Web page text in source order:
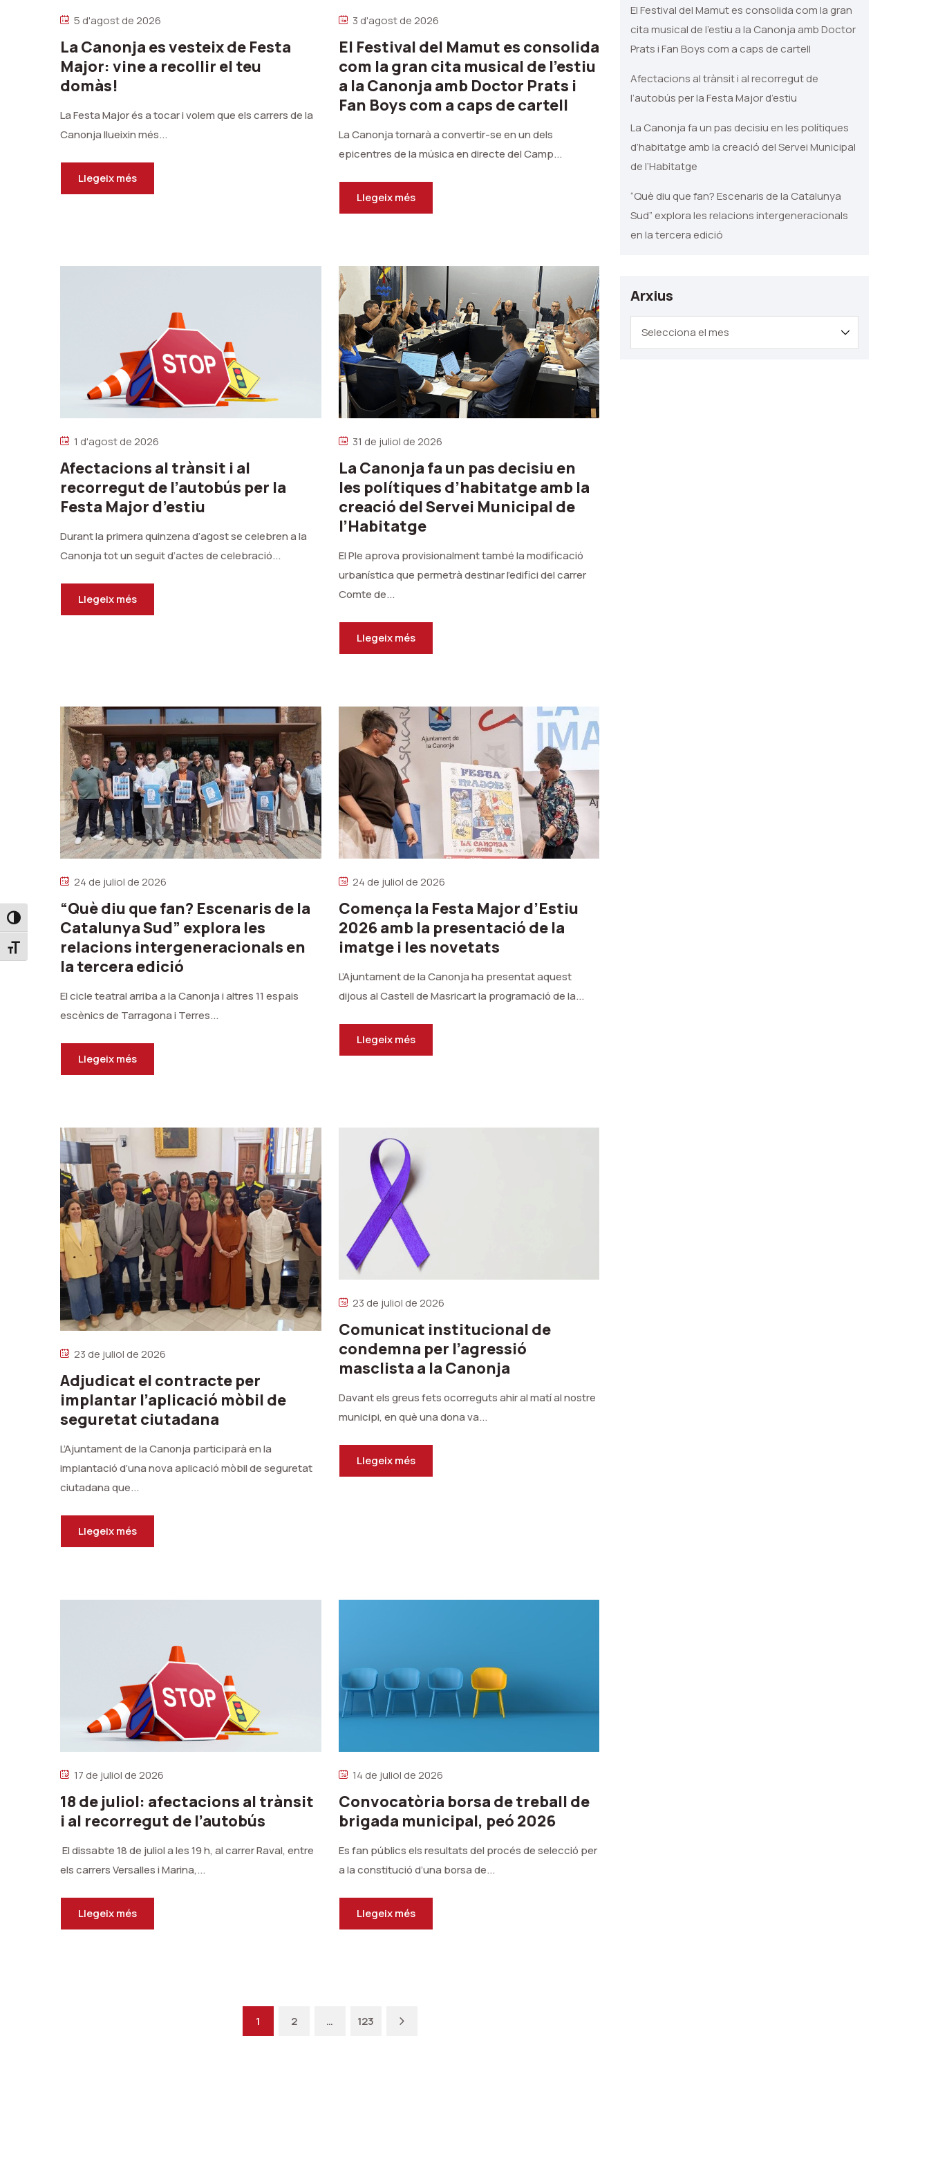
Toggle High Contrast
Toggle Font size
5 d'agost de 2026
La Canonja es vesteix de Festa
Major: vine a recollir el teu
domàs!
La Festa Major és a tocar i volem que els carrers de la
Canonja llueixin més...
Llegeix més
3 d'agost de 2026
El Festival del Mamut es consolida
com la gran cita musical de l’estiu
a la Canonja amb Doctor Prats i
Fan Boys com a caps de cartell
La Canonja tornarà a convertir-se en un dels
epicentres de la música en directe del Camp...
Llegeix més
1 d'agost de 2026
Afectacions al trànsit i al
recorregut de l’autobús per la
Festa Major d’estiu
Durant la primera quinzena d’agost se celebren a la
Canonja tot un seguit d’actes de celebració...
Llegeix més
31 de juliol de 2026
La Canonja fa un pas decisiu en
les polítiques d’habitatge amb la
creació del Servei Municipal de
l’Habitatge
El Ple aprova provisionalment també la modificació
urbanística que permetrà destinar l’edifici del carrer
Comte de...
Llegeix més
24 de juliol de 2026
“Què diu que fan? Escenaris de la
Catalunya Sud” explora les
relacions intergeneracionals en
la tercera edició
El cicle teatral arriba a la Canonja i altres 11 espais
escènics de Tarragona i Terres...
Llegeix més
24 de juliol de 2026
Comença la Festa Major d’Estiu
2026 amb la presentació de la
imatge i les novetats
L’Ajuntament de la Canonja ha presentat aquest
dijous al Castell de Masricart la programació de la...
Llegeix més
23 de juliol de 2026
Adjudicat el contracte per
implantar l’aplicació mòbil de
seguretat ciutadana
L’Ajuntament de la Canonja participarà en la
implantació d’una nova aplicació mòbil de seguretat
ciutadana que...
Llegeix més
23 de juliol de 2026
Comunicat institucional de
condemna per l’agressió
masclista a la Canonja
Davant els greus fets ocorreguts ahir al matí al nostre
municipi, en què una dona va...
Llegeix més
17 de juliol de 2026
18 de juliol: afectacions al trànsit
i al recorregut de l’autobús
El dissabte 18 de juliol a les 19 h, al carrer Raval, entre
els carrers Versalles i Marina,...
Llegeix més
14 de juliol de 2026
Convocatòria borsa de treball de
brigada municipal, peó 2026
Es fan públics els resultats del procés de selecció per
a la constitució d’una borsa de...
Llegeix més
1 2 … 123
El Festival del Mamut es consolida com la gran
cita musical de l’estiu a la Canonja amb Doctor
Prats i Fan Boys com a caps de cartell
Afectacions al trànsit i al recorregut de
l’autobús per la Festa Major d’estiu
La Canonja fa un pas decisiu en les polítiques
d’habitatge amb la creació del Servei Municipal
de l’Habitatge
“Què diu que fan? Escenaris de la Catalunya
Sud” explora les relacions intergeneracionals
en la tercera edició
Arxius